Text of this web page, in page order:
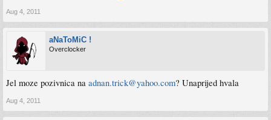
Aug 4, 2011
aNaToMiC !
Overclocker
Jel moze pozivnica na adnan.trick@yahoo.com? Unaprijed hvala
Aug 4, 2011